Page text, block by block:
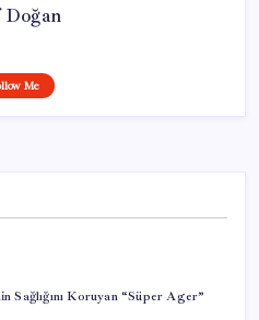
Me
Sağlığını Koruyan “Süper Ager”